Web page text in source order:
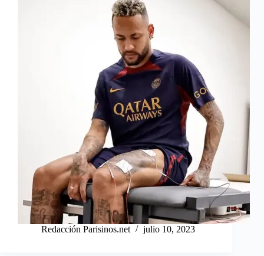
Redacción Parisinos.net julio 10, 2023